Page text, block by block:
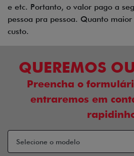
e etc. Portanto, o valor pago a
pessoa pra pessoa. Quanto
custo.
QUEREMOS
Preencha o
entraremos em